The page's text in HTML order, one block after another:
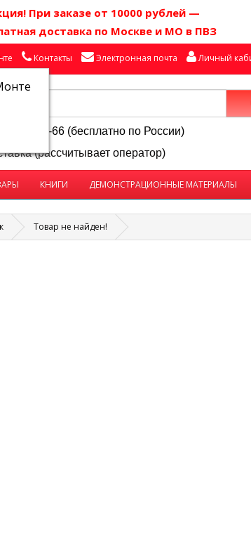
При заказе от 10000 рублей —
доставка по Москве и МО в ПВЗ
Контакты Электронная почта Личный
250-58-66 (бесплатно по России)
(рассчитывает оператор)
КНИГИ ДЕМОНСТРАЦИОННЫЕ МАТЕРИАЛЫ
Товар не найден!